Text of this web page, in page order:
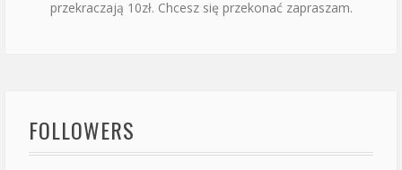
przekraczają 10zł. Chcesz się przekonać zapraszam.
FOLLOWERS